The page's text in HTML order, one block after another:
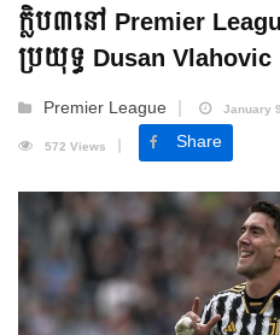
ក្លិប៣នៅ Premier
ប្រយុទ្ធ Dusan
Premier League
January
572 Views
Share